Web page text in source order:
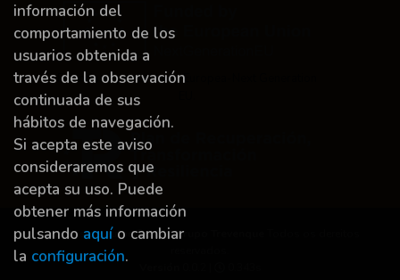
Financiado por la Unión Europea-Next Generation
Dereitos de autor © 2026Grupo Trevenque
información del
comportamiento de los
usuarios obtenida a
través de la observación
continuada de sus
hábitos de navegación.
Si acepta este aviso
consideraremos que
acepta su uso. Puede
obtener más información
pulsando aquío cambiar
la configuración.